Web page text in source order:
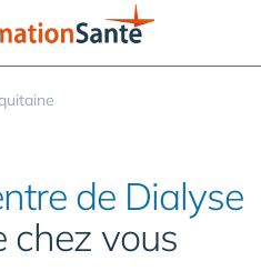
de Dialyse
chez vous